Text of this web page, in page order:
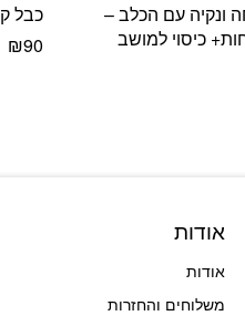
ונקיה עם הכלב –
כיסוי למושב
כבל
₪90
אודות
אודות
משלוחים והחזרות